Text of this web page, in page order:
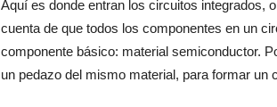
Aquí es donde entran los circuitos integrados,
cuenta de que todos los componentes en un
componente básico: material semiconductor.
un pedazo del mismo material, para formar un